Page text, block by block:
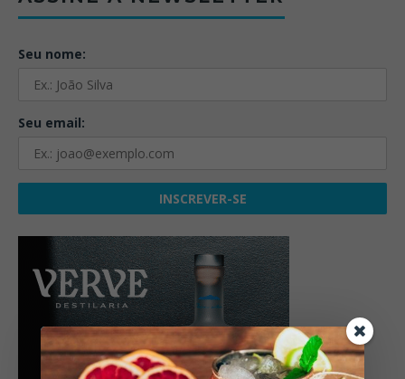
Seu nome:
Seu email: